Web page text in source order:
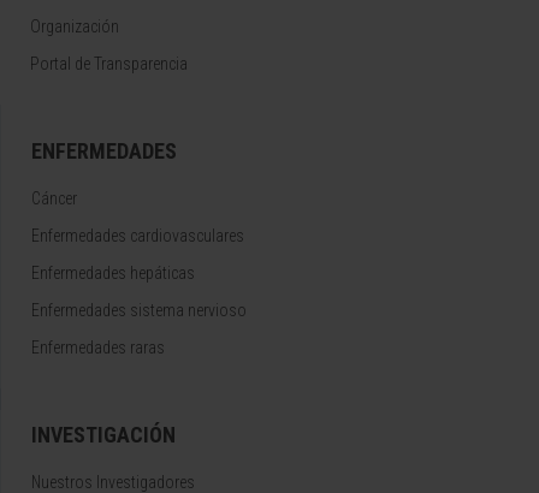
Organización
Portal de Transparencia
ENFERMEDADES
Cáncer
Enfermedades cardiovasculares
Enfermedades hepáticas
Enfermedades sistema nervioso
Enfermedades raras
INVESTIGACIÓN
Nuestros Investigadores